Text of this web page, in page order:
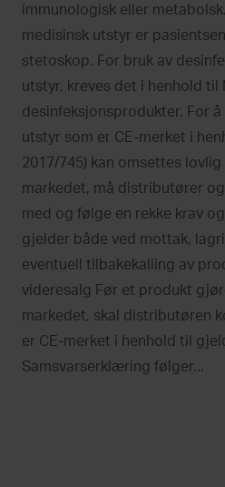
immunologisk eller
medisinsk utstyr er
stetoskop. For bruk av
utstyr, kreves det i henhold til
desinfeksjonsprodukter. For
utstyr som er CE-merket i
2017/745) kan omsettes
markedet, må distributører
med og følge en rekke krav
gjelder både ved mottak,
eventuell tilbakekalling av
videresalg Før et produkt
markedet, skal distributøren
er CE-merket i henhold til
Samsvarserklæring følger...